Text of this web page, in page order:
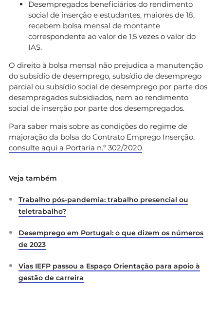
Desempregados beneficiários do rendimento
social de inserção e estudantes, maiores de 18,
recebem bolsa mensal de montante
correspondente ao valor de 1,5 vezes o valor do
IAS.
O direito à bolsa mensal não prejudica a manutenção
do subsídio de desemprego, subsídio de desemprego
parcial ou subsídio social de desemprego por parte dos
desempregados subsidiados, nem ao rendimento
social de inserção por parte dos desempregados.
Para saber mais sobre as condições do regime de
majoração da bolsa do Contrato Emprego Inserção,
consulte aqui a Portaria n.º 302/2020.
Veja também
Trabalho pós-pandemia: trabalho presencial ou
teletrabalho?
Desemprego em Portugal: o que dizem os números
de 2023
Vias IEFP passou a Espaço Orientação para apoio à
gestão de carreira